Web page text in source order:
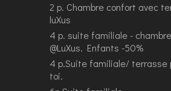
2 p. Chambre confort avec
luXus
4 p. suite familiale -
@LuXus. Enfants -50%
4 p.Suite familiale/ terrasse
toi.